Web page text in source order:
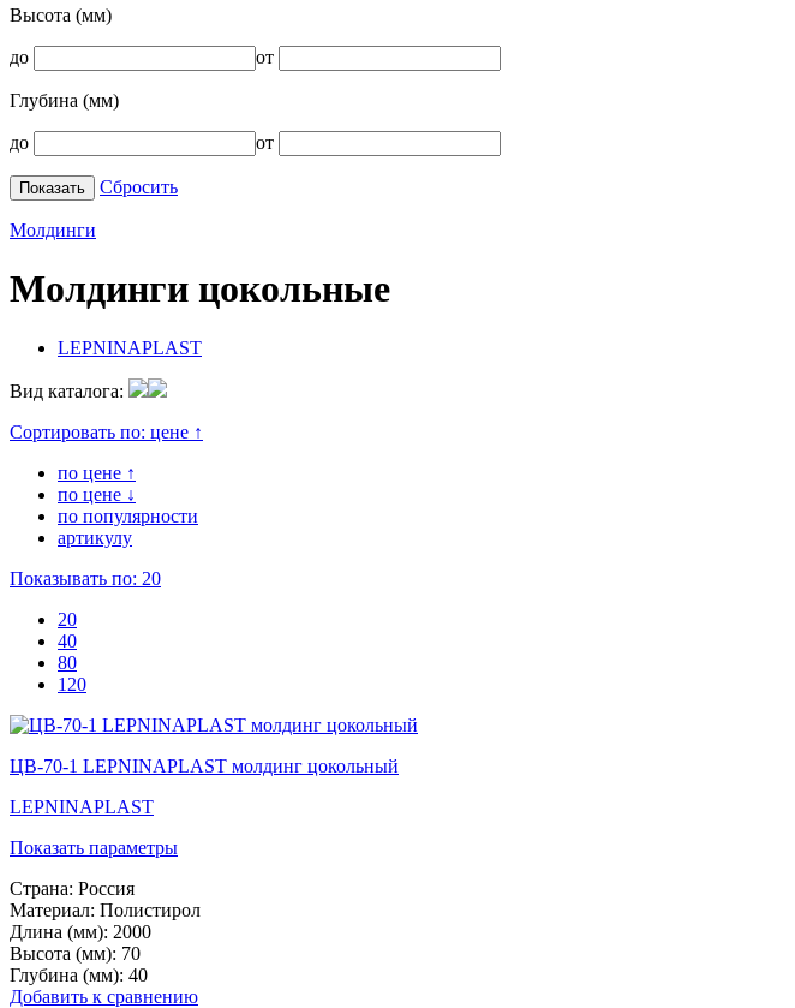
Высота (мм)
до от
Глубина (мм)
до от
Сбросить
Молдинги
Молдинги цокольные
LEPNINAPLAST
Вид каталога:
Сортировать по: цене ↑
по цене ↑
по цене ↓
по популярности
артикулу
Показывать по: 20
20
40
80
120
ЦВ-70-1 LEPNINAPLAST молдинг цокольный
LEPNINAPLAST
Показать параметры
Страна: Россия
Материал: Полистирол
Длина (мм): 2000
Высота (мм): 70
Глубина (мм): 40
Добавить к сравнению